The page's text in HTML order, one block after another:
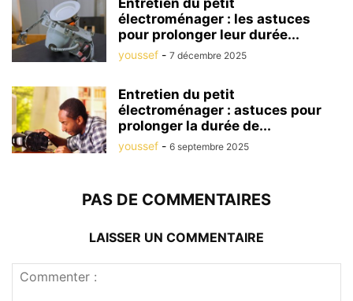
électroménager : les astuces
pour prolonger leur durée...
youssef - 7 décembre 2025
Entretien du petit
électroménager : astuces pour
prolonger la durée de...
youssef - 6 septembre 2025
PAS DE COMMENTAIRES
LAISSER UN COMMENTAIRE